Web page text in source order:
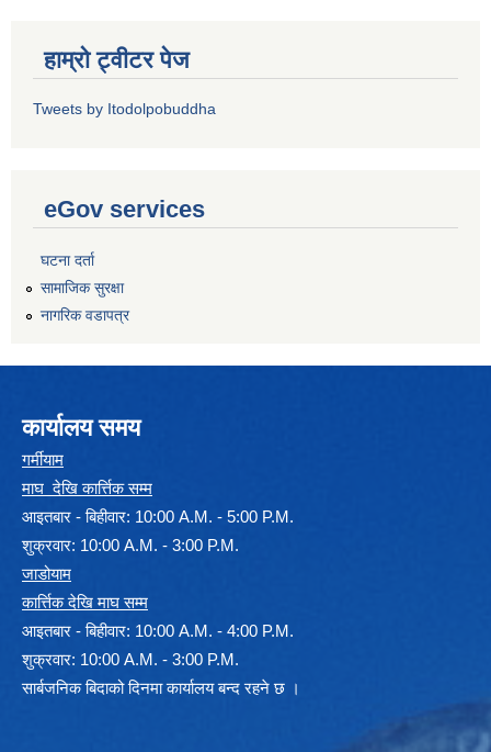
हाम्रो ट्वीटर पेज
Tweets by Itodolpobuddha
eGov services
घटना दर्ता
सामाजिक सुरक्षा
नागरिक वडापत्र
कार्यालय समय
गर्मीयाम
माघ देखि कार्त्तिक सम्म
आइतबार - बिहीवार: 10:00 A.M. - 5:00 P.M.
शुक्रवार: 10:00 A.M. - 3:00 P.M.
जाडोयाम
कार्त्तिक देखि माघ सम्म
आइतबार - बिहीवार: 10:00 A.M. - 4:00 P.M.
शुक्रवार: 10:00 A.M. - 3:00 P.M.
सार्बजनिक बिदाको दिनमा कार्यालय बन्द रहने छ ।